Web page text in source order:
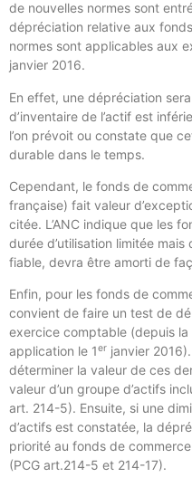
de nouvelles normes sont
dépréciation relative aux
normes sont applicables aux
janvier 2016.
En effet, une dépréciation
d’inventaire de l’actif est
l’on prévoit ou constate que
durable dans le temps.
Cependant, le fonds de
française) fait valeur
citée. L’ANC indique que les
durée d’utilisation limitée
fiable, devra être amorti de
Enfin, pour les fonds de
convient de faire un test de
exercice comptable (depuis
application le 1er janvier
déterminer la valeur de ces
valeur d’un groupe d’actifs
art. 214-5). Ensuite, si une
d’actifs est constatée, la
priorité au fonds de
(PCG art.214-5 et 214-17).